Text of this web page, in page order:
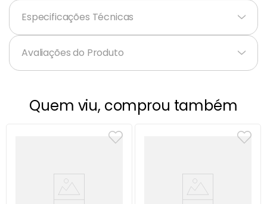
Especificações Técnicas +
Avaliações do Produto
Quem viu, comprou também